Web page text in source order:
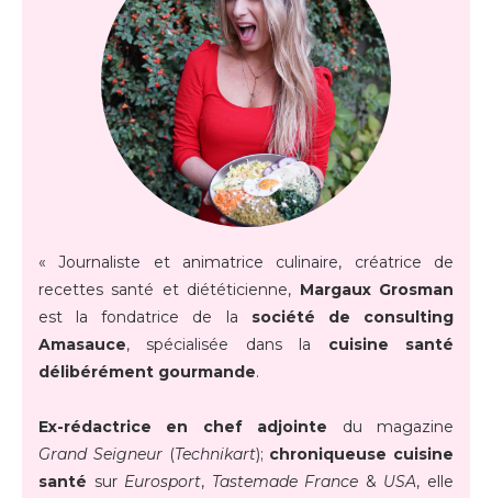
« Journaliste et animatrice culinaire, créatrice de
recettes santé et diététicienne, Margaux Grosman
est la fondatrice de la société de consulting
Amasauce, spécialisée dans la cuisine santé
délibérément gourmande.
Ex-rédactrice en chef adjointe du magazine
Grand Seigneur(Technikart); chroniqueuse cuisine
santé sur Eurosport, Tastemade France & USA, elle